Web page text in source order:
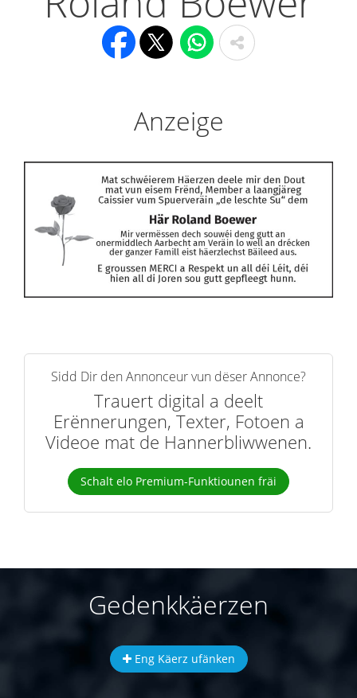
Anzeige
Sidd Dir den Annonceur vun dëser Annonce?
Trauert digital a deelt
Erënnerungen, Texter, Fotoen a
Videoe mat de Hannerbliwwenen.
Schalt elo Premium-Funktiounen fräi
Gedenkkäerzen
Eng Käerz ufänken